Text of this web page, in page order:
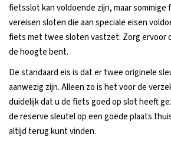
fietsslot kan voldoende zijn, maar
vereisen sloten die aan speciale eisen
fiets met twee sloten vastzet. Zorg ervoor
de hoogte bent.
De standaard eis is dat er twee originele
aanwezig zijn. Alleen zo is het voor de
duidelijk dat u de fiets goed op slot heeft
de reserve sleutel op een goede plaats
altijd terug kunt vinden.